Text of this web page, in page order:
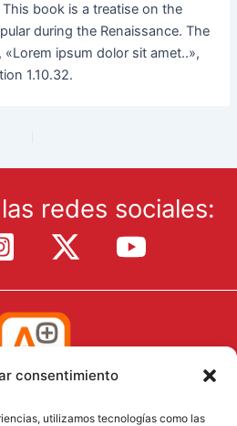
consentimiento
utilizamos tecnologías como las
book is a treatise on the
during the Renaissance. The
ipsum dolor sit amet..»,
1.10.32.
redes sociales: